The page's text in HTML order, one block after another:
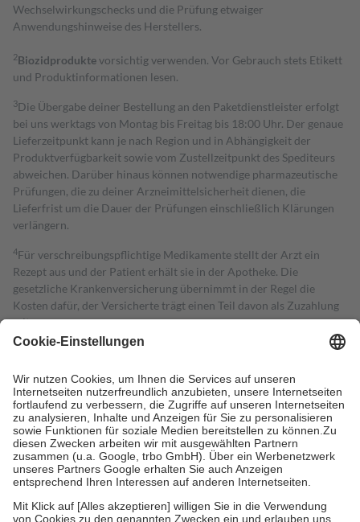
Wechselwirkungschecks und die Prüfung etwaiger
Anwendungshinweise des Herstellers.
2Biozidproduktevorsichtig verwenden. Vor Gebrauch stets Etikett
und Produktinformationen lesen.
3Die Übergabe deiner Bestellung an den Paketdienstleister erfolgt
bei uns werktags von Montag bis Freitag bis 18:00 Uhr. Der genaue
Lieferzeitpunkt kann je nach Region und in Abhängigkeit der
Produktverfügbarkeit sowie vom Zustellzeitpunkt des Spediteurs
abweichen. Darüber hinaus können notwendige pharmazeutische
Prüfungen, die zu deiner Arzneimittelsicherheit dienen, die
Lieferfrist um die Dauer der Prüfungen einschließlich Klärungen
verlängern.
4Für verschreibungspflichtige Medikamente stellt der Arzt ein
Rezept aus und der Patient erhält sie in der Apotheke. Die
gesetzliche Krankenversicherung übernimmt in der Regel die
Kosten dafür, der Versicherte trägt einen Teil davon als Zuzahlung
mit.
Grundsätzlich leisten Mitglieder Zuzahlungen in Höhe von zehn
höchstens zehn Euro.
Es sind jedoch nie mehr als die tatsächlichen
Kosten der Leistung zu entrichten.
Diese Regeln gelten grundsätzlich auch für Online-Apotheken.
Bei Heilmitteln und häuslicher Krankenpflege beträgt die
Zuzahlung zehn Prozent der Kosten sowie zehn Euro je
Verordnung.
Um das Engagement der Versicherten für ihre eigene Gesundheit zu
stärken und die besondere Stellung der Familie zu unterstützen,
fallenkeine Zuzahlungenan bei: